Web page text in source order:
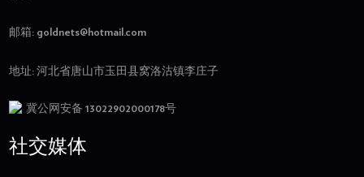
邮箱: goldnets@hotmail.com
地址: 河北省唐山市玉田县窝洛沽镇李庄子
冀公网安备 13022902000178号
社交媒体